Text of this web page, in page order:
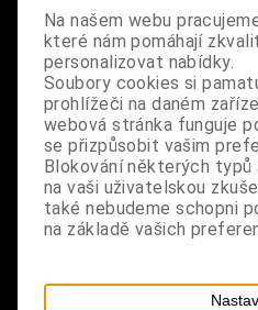
Koupit
Tabulky velikostí: zde
Výrobce: import EU
Katalogové číslo:
Záruka (měsíců):24
Dotaz na výrobek
Tisk
materiál: kov
Na našem webu
které nám pomáhají
personalizovat nabídky.
Soubory cookies si
prohlížeči na daném
webová stránka funguje
se přizpůsobit vašim
Blokování některých
na vaši uživatelskou
také nebudeme schopni
na základě vašich